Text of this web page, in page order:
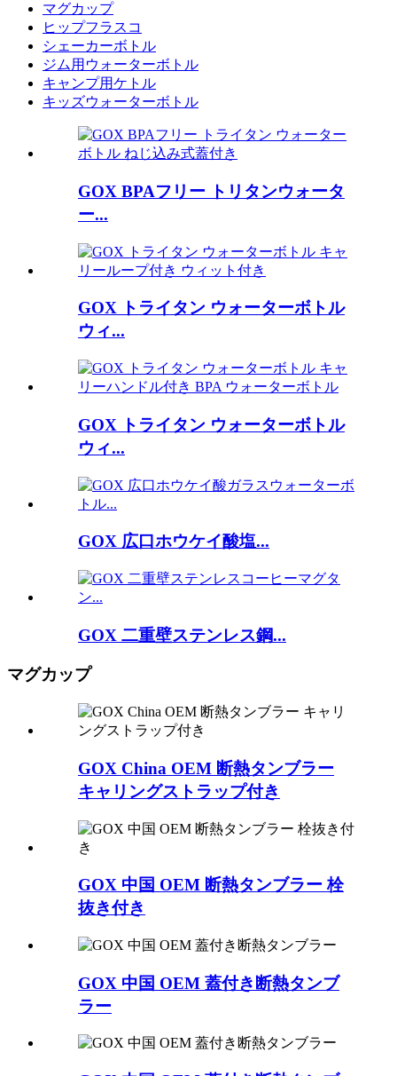
マグカップ
ヒップフラスコ
シェーカーボトル
ジム用ウォーターボトル
キャンプ用ケトル
キッズウォーターボトル
GOX BPAフリー トリタンウォータ
ー...
GOX トライタン ウォーターボトル
ウィ...
GOX トライタン ウォーターボトル
ウィ...
GOX 広口ホウケイ酸塩...
GOX 二重壁ステンレス鋼...
マグカップ
GOX China OEM 断熱タンブラー
キャリングストラップ付き
GOX 中国 OEM 断熱タンブラー 栓
抜き付き
GOX 中国 OEM 蓋付き断熱タンブ
ラー